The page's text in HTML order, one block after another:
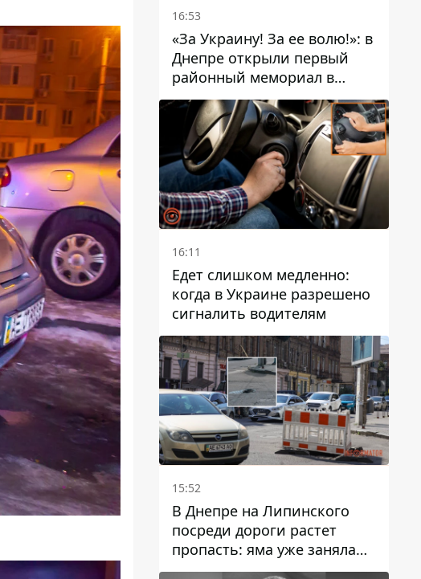
16:53
«За Украину! За ее волю!»: в
Днепре открыли первый
районный мемориал в
честь погибших
Защитников
16:11
Едет слишком медленно:
когда в Украине разрешено
сигналить водителям
15:52
В Днепре на Липинского
посреди дороги растет
пропасть: яма уже заняла
полосу движения